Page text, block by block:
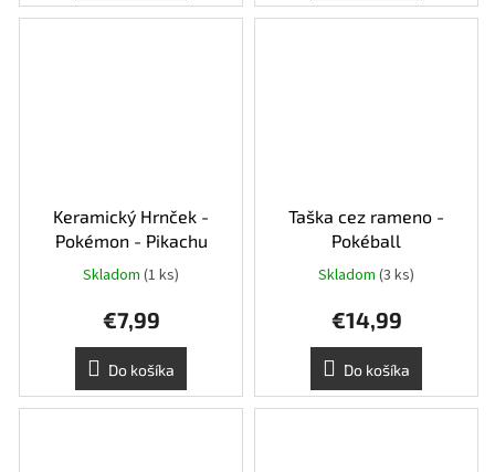
Keramický Hrnček -
Pokémon - Pikachu
Skladom (1 ks)
€7,99
Do košíka
Taška cez rameno -
Pokéball
Skladom (3 ks)
€14,99
Do košíka